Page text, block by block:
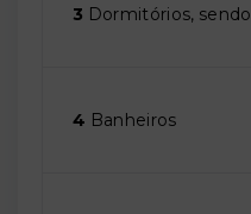
3 Dormitórios, sendo
4 Banheiros